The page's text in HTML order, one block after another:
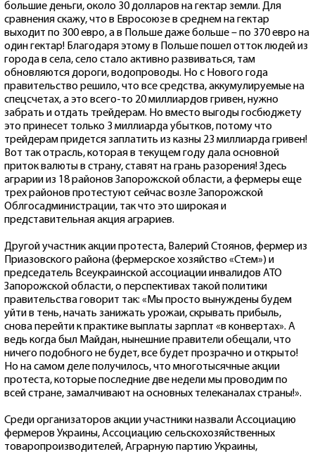
большие деньги, около 30 долларов на гектар земли. Для
сравнения скажу, что в Евросоюзе в среднем на гектар
выходит по 300 евро, а в Польше даже больше – по 370 евро на
один гектар! Благодаря этому в Польше пошел отток людей из
города в села, село стало активно развиваться, там
обновляются дороги, водопроводы. Но с Нового года
правительство решило, что все средства, аккумулируемые на
спецсчетах, а это всего-то 20 миллиардов гривен, нужно
забрать и отдать трейдерам. Но вместо выгоды госбюджету
это принесет только 3 миллиарда убытков, потому что
трейдерам придется заплатить из казны 23 миллиарда гривен!
Вот так отрасль, которая в текущем году дала основной
приток валюты в страну, ставят на грань разорения! Здесь
аграрии из 18 районов Запорожской области, а фермеры еще
трех районов протестуют сейчас возле Запорожской
Облгосадминистрации, так что это широкая и
представительная акция аграриев.
Другой участник акции протеста, Валерий Стоянов, фермер из
Приазовского района (фермерское хозяйство «Стем») и
председатель Всеукраинской ассоциации инвалидов АТО
Запорожской области, о перспективах такой политики
правительства говорит так: «Мы просто вынуждены будем
уйти в тень, начать занижать урожаи, скрывать прибыль,
снова перейти к практике выплаты зарплат «в конвертах». А
ведь когда был Майдан, нынешние правители обещали, что
ничего подобного не будет, все будет прозрачно и открыто!
Но на самом деле получилось, что многотысячные акции
протеста, которые последние две недели мы проводим по
всей стране, замалчивают на основных телеканалах страны!».
Среди организаторов акции участники назвали Ассоциацию
фермеров Украины, Ассоциацию сельскохозяйственных
товаропроизводителей, Аграрную партию Украины,